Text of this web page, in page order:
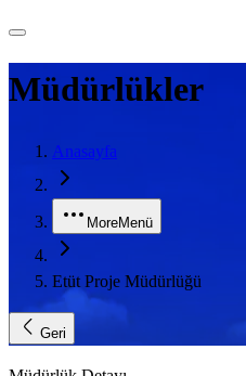
Müdürlükler
Anasayfa
MoreMenü
Etüt Proje Müdürlüğü
Geri